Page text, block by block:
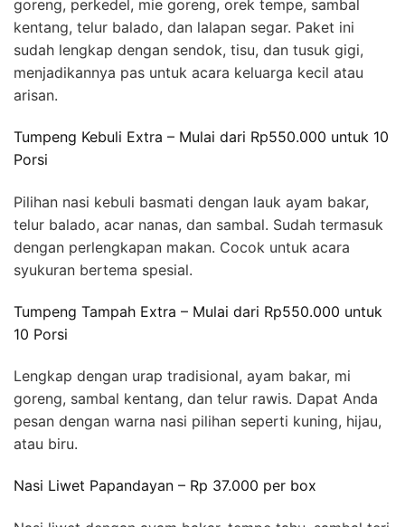
goreng, perkedel, mie goreng, orek tempe, sambal
kentang, telur balado, dan lalapan segar. Paket ini
sudah lengkap dengan sendok, tisu, dan tusuk gigi,
menjadikannya pas untuk acara keluarga kecil atau
arisan.
Tumpeng Kebuli Extra – Mulai dari Rp550.000 untuk 10
Porsi
Pilihan nasi kebuli basmati dengan lauk ayam bakar,
telur balado, acar nanas, dan sambal. Sudah termasuk
dengan perlengkapan makan. Cocok untuk acara
syukuran bertema spesial.
Tumpeng Tampah Extra – Mulai dari Rp550.000 untuk
10 Porsi
Lengkap dengan urap tradisional, ayam bakar, mi
goreng, sambal kentang, dan telur rawis. Dapat Anda
pesan dengan warna nasi pilihan seperti kuning, hijau,
atau biru.
Nasi Liwet Papandayan – Rp 37.000 per box